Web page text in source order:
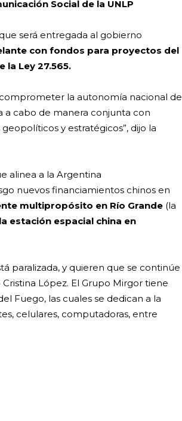
Social de la UNLP
será entregada al gobierno
con fondos para proyectos del
la Ley 27.565.
la autonomía nacional de
a cabo de manera conjunta con
y estratégicos”, dijo la
alinea a la Argentina
nuevos financiamientos chinos en
multipropósito en Río Grande (la
la estación espacial china en
paralizada, y quieren que se continúe
Cristina López. El Grupo Mirgor tiene
Fuego, las cuales se dedican a la
celulares, computadoras, entre